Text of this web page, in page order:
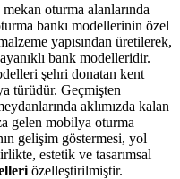
oturma alanlarında
bankı modellerinin özel
yapısından üretilerek,
bank modelleridir.
şehri donatan kent
türüdür. Geçmişten
aklımızda kalan
gelen mobilya oturma
gelişim göstermesi, yol
estetik ve tasarımsal
özelleştirilmiştir.